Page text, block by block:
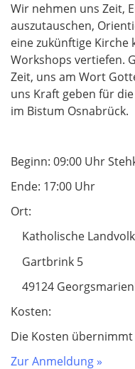
Wir nehmen uns Zeit,
auszutauschen,
eine zukünftige Kirche
Workshops vertiefen.
Zeit, uns am Wort
uns Kraft geben für
im Bistum Osnabrück.
Beginn: 09:00 Uhr
Ende: 17:00 Uhr
Ort:
Katholische
Gartbrink 5
49124
Kosten:
Die Kosten
Zur Anmeldung »